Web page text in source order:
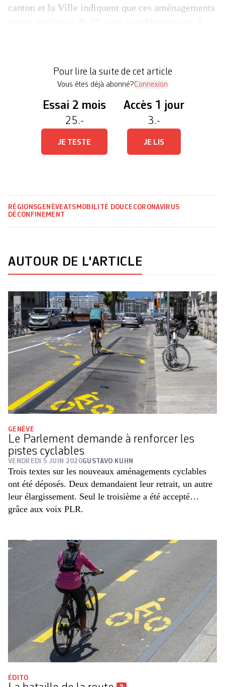
canton et la Ville indiquent que ces aménagements
Pour lire la suite de cet article
Vous êtes déjà abonné?Connexion
Essai 2 mois
25.-
JE TESTE
Accès 1 jour
3.-
JE LIS
RÉGIONSGENÈVEATS MOBILITÉ DOUCE CORONAVIRUS
DÉCONFINEMENT
AUTOUR DE L'ARTICLE
GENÈVE
Le Parlement demande à renforcer les
pistes cyclables
VENDREDI 5 JUIN 2020GUSTAVO KUHN
Trois textes sur les nouveaux aménagements cyclables
ont été déposés. Deux demandaient leur retrait, un autre
leur élargissement. Seul le troisième a été accepté…
grâce aux voix PLR.
ÉDITO